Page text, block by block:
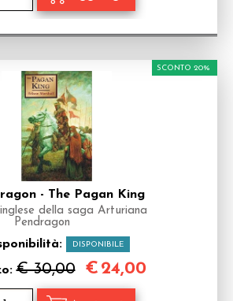
- The Pagan King
della saga Arturiana
Pendragon
DISPONIBILE
€ 30,00
SCONTO 20%
€ 24,00